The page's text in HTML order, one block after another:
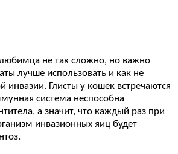
любимца не так сложно, но важно
лучше использовать и как не
инвазии. Глисты у кошек встречаются
система неспособна
а значит, что каждый раз при
инвазионных яиц будет